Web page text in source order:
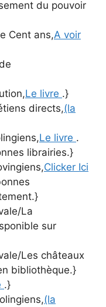
du pouvoir
Cent ans,A voir
Le livre .}
directs,(la
Le livre .
librairies.}
Clicker Ici
La
sur
Les châteaux
bibliothèque.}
.}
(la